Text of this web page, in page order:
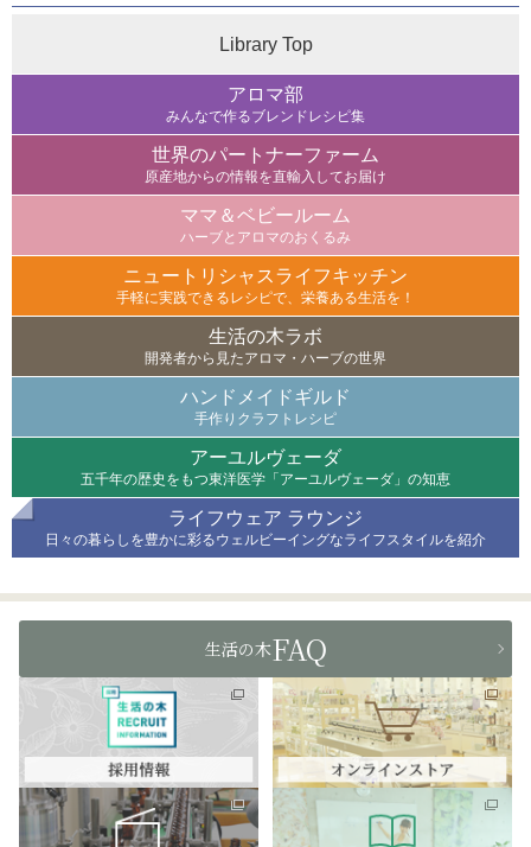
Library Top
アロマ部
みんなで作るブレンドレシピ集
世界のパートナーファーム
原産地からの情報を直輸入してお届け
ママ＆ベビールーム
ハーブとアロマのおくるみ
ニュートリシャスライフキッチン
手軽に実践できるレシピで、栄養ある生活を！
生活の木ラボ
開発者から見たアロマ・ハーブの世界
ハンドメイドギルド
手作りクラフトレシピ
アーユルヴェーダ
五千年の歴史をもつ東洋医学「アーユルヴェーダ」の知恵
ライフウェア ラウンジ
日々の暮らしを豊かに彩るウェルビーイングなライフスタイルを紹介
生活の木FAQ